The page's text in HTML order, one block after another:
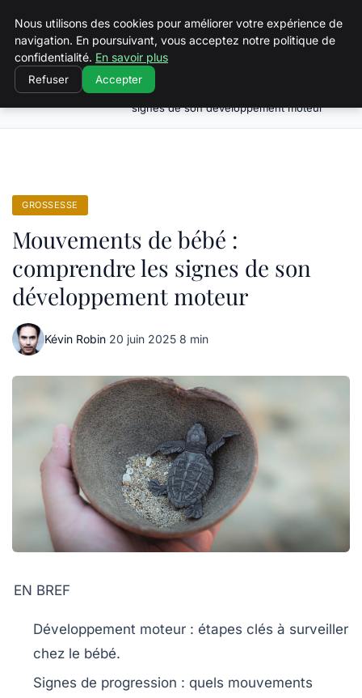
Squeakyswing.com
Mouvements de bébé : comprendre les
signes de son développement moteur
GROSSESSE
Mouvements de bébé :
comprendre les signes de son
développement moteur
Kévin Robin·20 juin 2025·8 min
EN BREF
Développement moteur : étapes clés à surveiller
chez le bébé.
Signes de progression : quels mouvements
Nous utilisons des cookies pour améliorer votre expérience de
navigation. En poursuivant, vous acceptez notre politique de
confidentialité. En savoir plus
Refuser Accepter